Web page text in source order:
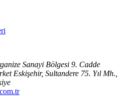
Sanayi Bölgesi 9. Cadde
Eskişehir, Sultandere 75. Yıl Mh.,